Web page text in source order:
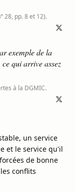
28, pp. 8 et 12).
exemple de la
qui arrive assez
à la DGMIC.
un service
et le service qu'il
de bonne
conflits